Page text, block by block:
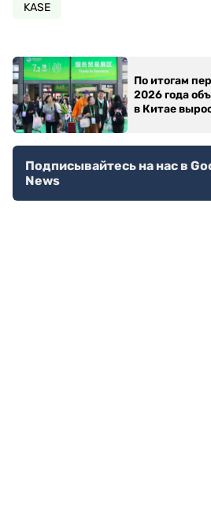
KASE
По итогам
2026 года
в Китае
Подписывайтесь на нас в
News